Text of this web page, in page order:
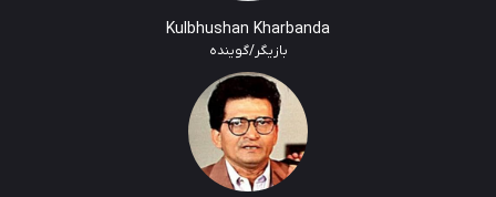
Kulbhushan Kharbanda
بازیگر/گوینده